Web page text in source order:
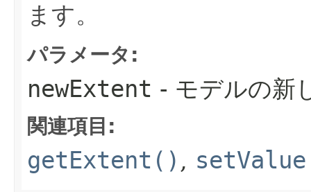
ます。
パラメータ:
newExtent - モデルの新
関連項目:
getExtent() ,